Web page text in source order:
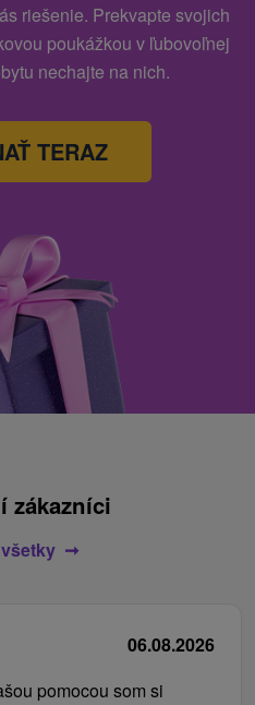
riešenie. Prekvapte svojich
poukážkou v ľubovoľnej
nechajte na nich.
TERAZ
zákazníci
06.08.2026
pomocou som si